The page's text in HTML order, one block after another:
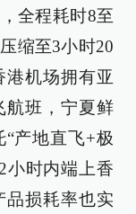
全程耗时8至
缩至3小时20
港机场拥有亚
航班，宁夏鲜
产地直飞+极
小时内端上香
品损耗率也实